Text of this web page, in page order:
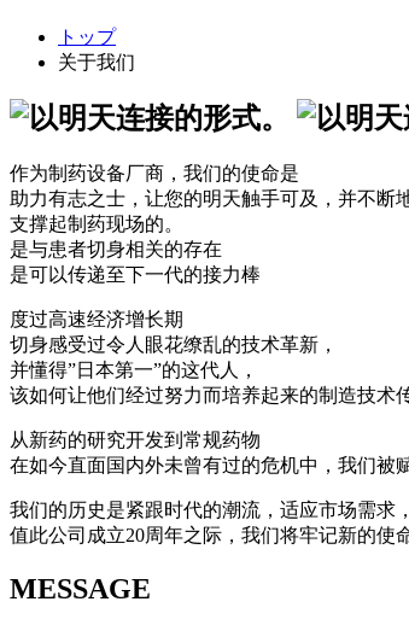
トップ
关于我们
作为制药设备厂商，我们的使命是
助力有志之士，让您的明天触手可及，并不断
支撑起制药现场的。
是与患者切身相关的存在
是可以传递至下一代的接力棒
度过高速经济增长期
切身感受过令人眼花缭乱的技术革新，
并懂得”日本第一”的这代人，
该如何让他们经过努力而培养起来的制造技术
从新药的研究开发到常规药物
在如今直面国内外未曾有过的危机中，我们被
我们的历史是紧跟时代的潮流，适应市场需求
值此公司成立20周年之际，我们将牢记新的使
MESSAGE